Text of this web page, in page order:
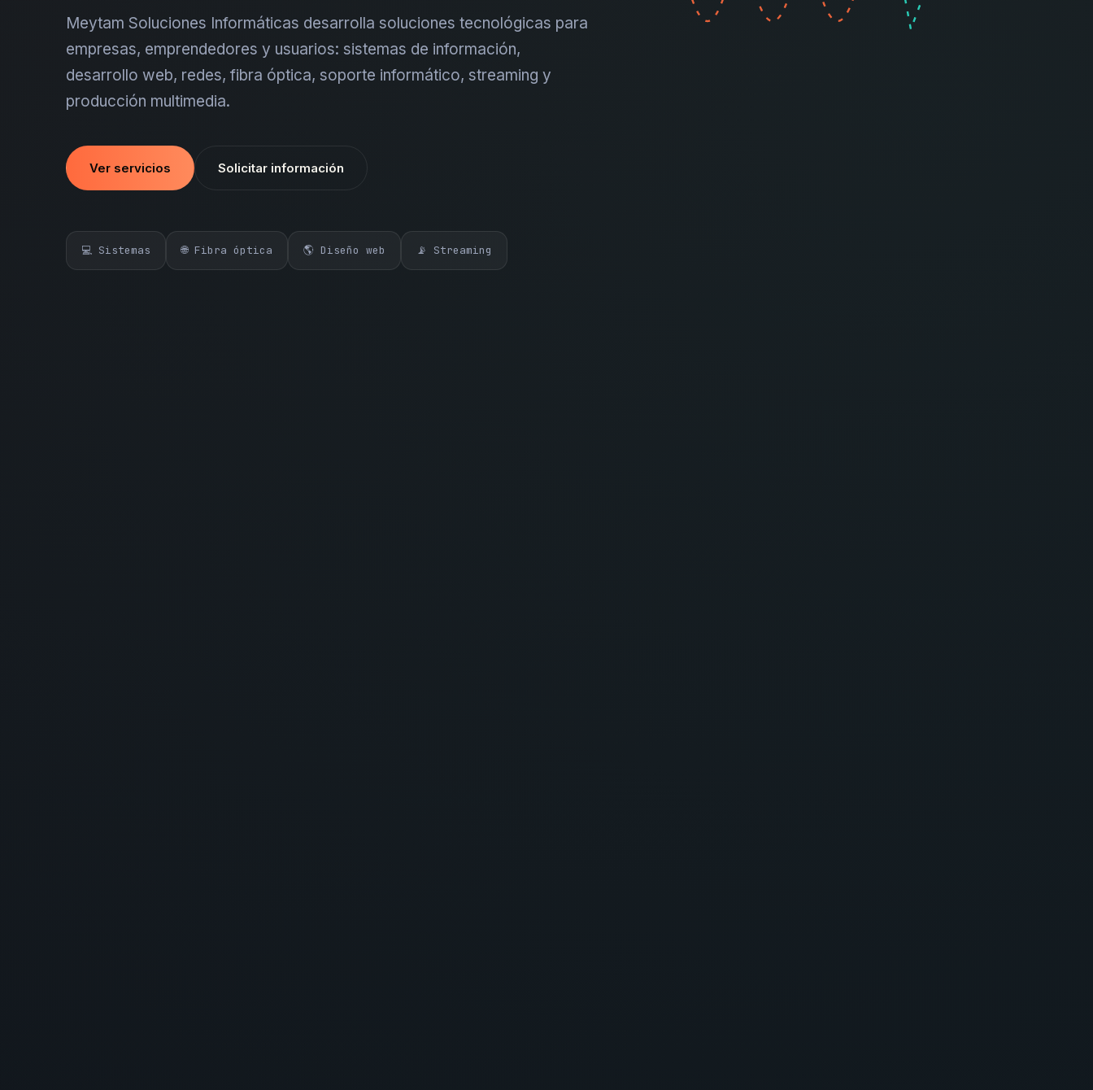
Meytam Soluciones Informáticas desarrolla soluciones tecnológicas para
empresas, emprendedores y usuarios: sistemas de información,
desarrollo web, redes, fibra óptica, soporte informático, streaming y
producción multimedia.
Ver servicios Solicitar información
💻 Sistemas 🌐 Fibra óptica 🌎 Diseño web 📡 Streaming